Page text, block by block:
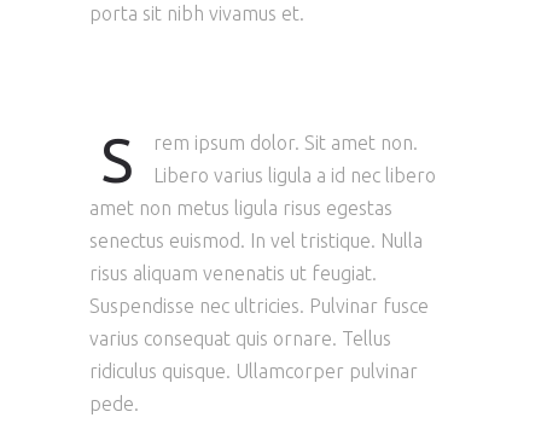
porta sit nibh vivamus et.
S
rem ipsum dolor. Sit amet non.
Libero varius ligula a id nec libero
amet non metus ligula risus egestas
senectus euismod. In vel tristique. Nulla
risus aliquam venenatis ut feugiat.
Suspendisse nec ultricies. Pulvinar fusce
varius consequat quis ornare. Tellus
ridiculus quisque. Ullamcorper pulvinar
pede.